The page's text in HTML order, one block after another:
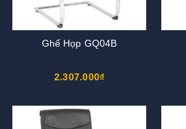
Ghế Họp GQ04B
2.307.000₫